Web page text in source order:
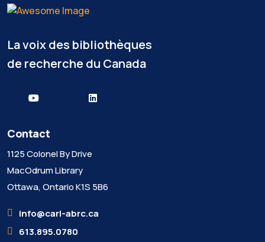
La voix des bibliothèques
de recherche du Canada
Contact
1125 Colonel By Drive
MacOdrum Library
Ottawa, Ontario K1S 5B6
info@carl-abrc.ca
613.895.0780